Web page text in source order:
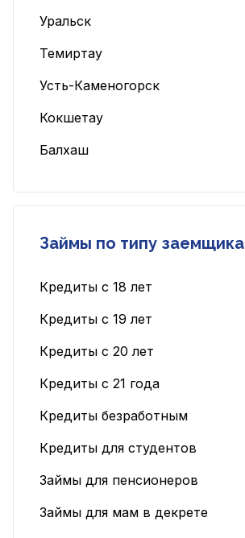
Уральск
Темиртау
Усть-Каменогорск
Кокшетау
Балхаш
Займы по типу заемщика
Кредиты с 18 лет
Кредиты с 19 лет
Кредиты с 20 лет
Кредиты с 21 года
Кредиты безработным
Кредиты для студентов
Займы для пенсионеров
Займы для мам в декрете